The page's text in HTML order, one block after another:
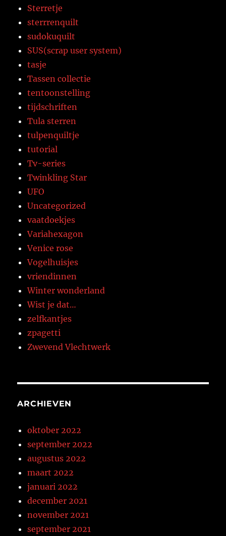
Sterretje
sterrrenquilt
sudokuquilt
SUS(scrap user system)
tasje
Tassen collectie
tentoonstelling
tijdschriften
Tula sterren
tulpenquiltje
tutorial
Tv-series
Twinkling Star
UFO
Uncategorized
vaatdoekjes
Variahexagon
Venice rose
Vogelhuisjes
vriendinnen
Winter wonderland
Wist je dat…
zelfkantjes
zpagetti
Zwevend Vlechtwerk
ARCHIEVEN
oktober 2022
september 2022
augustus 2022
maart 2022
januari 2022
december 2021
november 2021
september 2021